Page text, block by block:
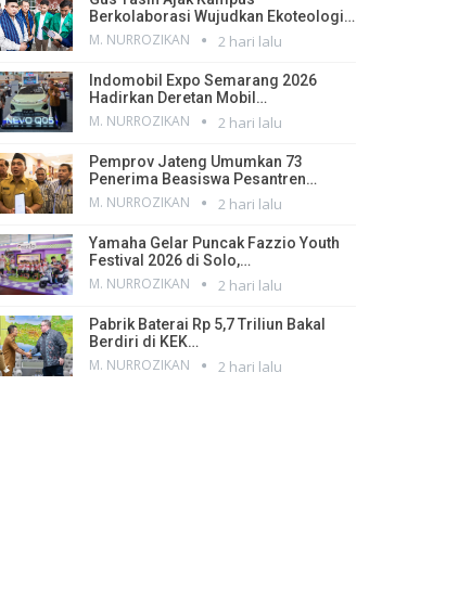
Berkolaborasi Wujudkan Ekoteologi…
M. NURROZIKAN 2 hari lalu
Indomobil Expo Semarang 2026
Hadirkan Deretan Mobil…
M. NURROZIKAN 2 hari lalu
Pemprov Jateng Umumkan 73
Penerima Beasiswa Pesantren…
M. NURROZIKAN 2 hari lalu
Yamaha Gelar Puncak Fazzio Youth
Festival 2026 di Solo,…
M. NURROZIKAN 2 hari lalu
Pabrik Baterai Rp 5,7 Triliun Bakal
Berdiri di KEK…
M. NURROZIKAN 2 hari lalu